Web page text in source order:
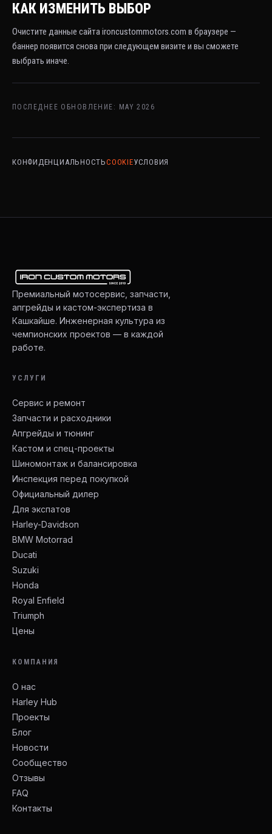
КАК ИЗМЕНИТЬ ВЫБОР
Очистите данные сайта ironcustommotors.com в браузере —
баннер появится снова при следующем визите и вы сможете
выбрать иначе.
ПОСЛЕДНЕЕ ОБНОВЛЕНИЕ: MAY 2026
КОНФИДЕНЦИАЛЬНОСТЬCOOKIEУСЛОВИЯ
Премиальный мотосервис, запчасти,
апгрейды и кастом-экспертиза в
Кашкайше. Инженерная культура из
чемпионских проектов — в каждой
работе.
УСЛУГИ
Сервис и ремонт
Запчасти и расходники
Апгрейды и тюнинг
Кастом и спец-проекты
Шиномонтаж и балансировка
Инспекция перед покупкой
Официальный дилер
Для экспатов
Harley-Davidson
BMW Motorrad
Ducati
Suzuki
Honda
Royal Enfield
Triumph
Цены
КОМПАНИЯ
О нас
Harley Hub
Проекты
Блог
Новости
Сообщество
Отзывы
FAQ
Контакты